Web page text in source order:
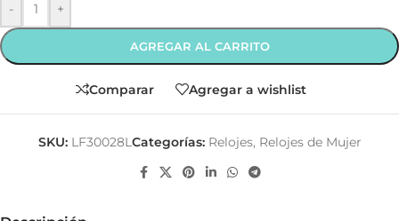
- +
AGREGAR AL CARRITO
Comparar Agregar a wishlist
SKU: LF30028LCategorías: Relojes, Relojes de Mujer